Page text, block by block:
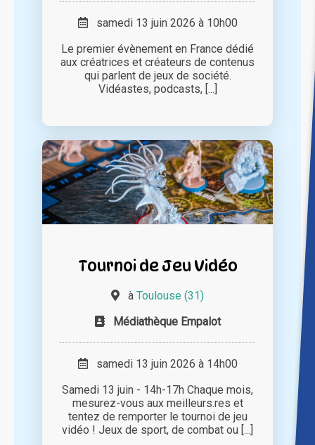
samedi 13 juin 2026 à 10h00
Le premier évènement en France dédié
aux créatrices et créateurs de contenus
qui parlent de jeux de société.
Vidéastes, podcasts, [...]
Tournoi de Jeu Vidéo
à Toulouse (31)
Médiathèque Empalot
samedi 13 juin 2026 à 14h00
Samedi 13 juin - 14h-17h Chaque mois,
mesurez-vous aux meilleurs.res et
tentez de remporter le tournoi de jeu
vidéo ! Jeux de sport, de combat ou [...]